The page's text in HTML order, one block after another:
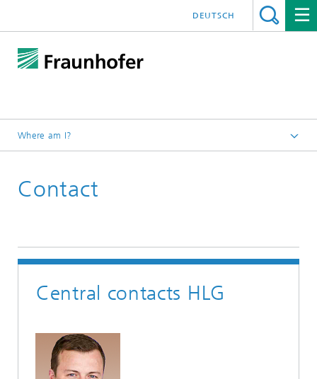
DEUTSCH
Where am I?
Contact
Central contacts HLG